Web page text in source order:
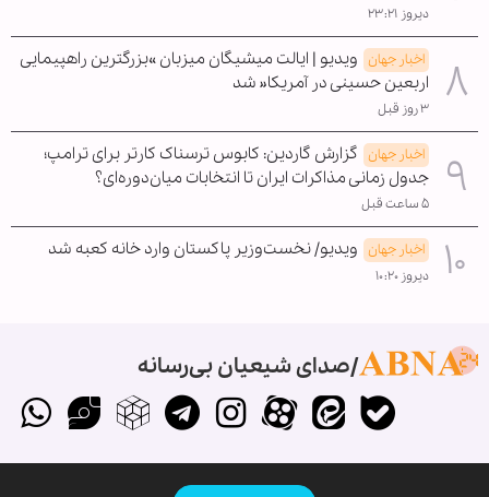
دیروز ۲۳:۲۱
اخبار جهان ویدیو | ایالت میشیگان میزبان »بزرگترین راهپیمایی
اربعین حسینی در آمریکا« شد
۳ روز قبل
اخبار جهان گزارش گاردین: کابوس ترسناک کارتر برای ترامپ؛
جدول زمانی مذاکرات ایران تا انتخابات میان‌دوره‌ای؟
۵ ساعت قبل
اخبار جهان ویدیو/ نخست‌وزیر پاکستان وارد خانه کعبه شد
دیروز ۱۰:۲۰
صدای شیعیان بی‌رسانه